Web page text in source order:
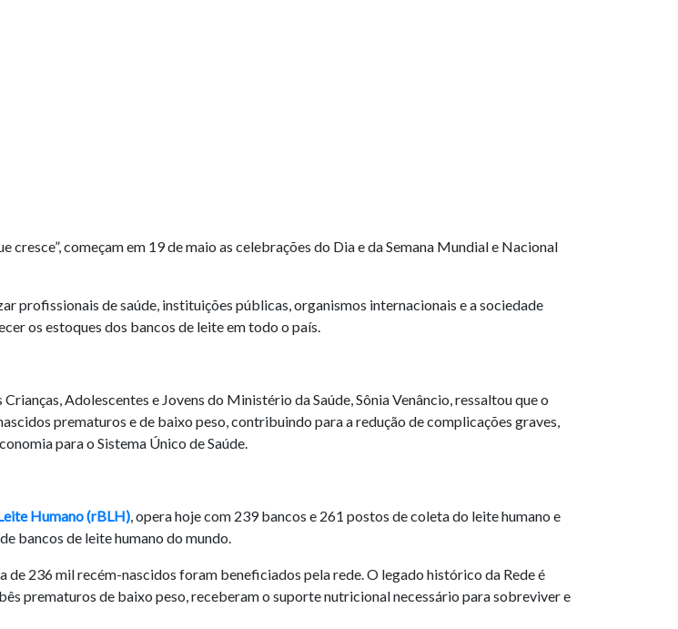
começam em 19 de maio as celebrações do Dia e da Semana Mundial e Nacional
profissionais de saúde, instituições públicas, organismos internacionais e a sociedade
os estoques dos bancos de leite em todo o país.
Adolescentes e Jovens do Ministério da Saúde, Sônia Venâncio, ressaltou que o
prematuros e de baixo peso, contribuindo para a redução de complicações graves,
para o Sistema Único de Saúde.
Humano (rBLH), opera hoje com 239 bancos e 261 postos de coleta do leite humano e
bancos de leite humano do mundo.
236 mil recém-nascidos foram beneficiados pela rede. O legado histórico da Rede é
prematuros de baixo peso, receberam o suporte nutricional necessário para sobreviver e